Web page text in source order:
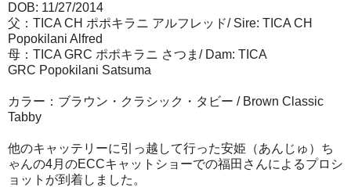
DOB: 11/27/2014
父：TICA CH ポポキラニ アルフレッド/ Sire: TICA CH
Popokilani Alfred
母：TICA GRC ポポキラニ さつま/ Dam: TICA
GRC Popokilani Satsuma
カラー：ブラウン・クラシック・タビー / Brown Classic
Tabby
他のキャッテリーに引っ越して行った安姫（あんじゅ）ち
ゃんの4月のECCキャットショーでの福田さんによるプロシ
ョットが到着しました。